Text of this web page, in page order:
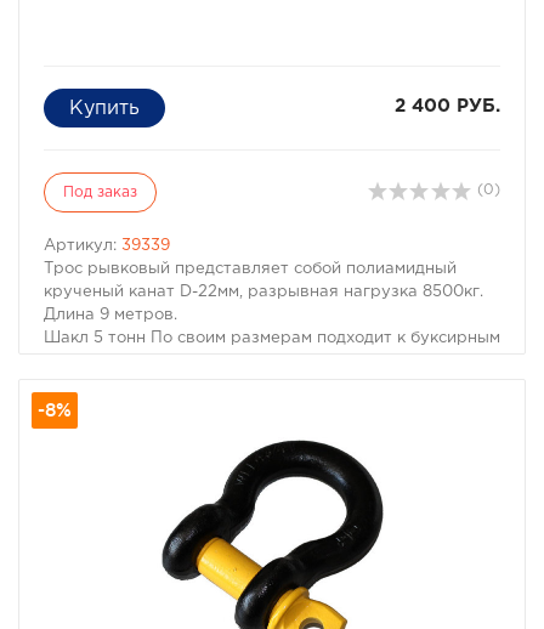
2 400 РУБ.
Под заказ (0)
Артикул: 39339
Трос рывковый представляет собой полиамидный
крученый канат D-22мм, разрывная нагрузка 8500кг.
Длина 9 метров.
Шакл 5 тонн По своим размерам подходит к буксирным
массой до 3000 кг.
Трос для выдёргивания машины из засады. Трос имеет
незначительный динамический эффект,
обеспечивающий смягчение рывка, в то же время
обеспечивающий относительный высокий уровень
безопасности при обрывах.
-8%